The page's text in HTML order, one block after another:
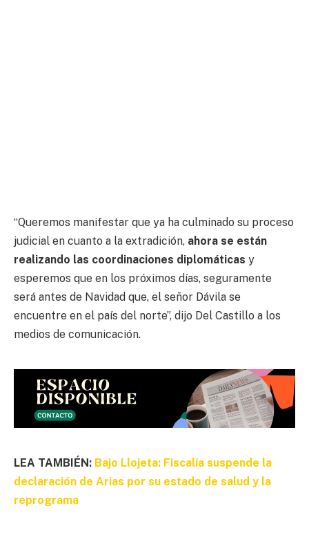
“Queremos manifestar que ya ha culminado su proceso
judicial en cuanto a la extradición, ahora se están
realizando las coordinaciones diplomáticas y
esperemos que en los próximos días, seguramente
será antes de Navidad que, el señor Dávila se
encuentre en el país del norte”, dijo Del Castillo a los
medios de comunicación.
LEA TAMBIÉN: Bajo Llojeta: Fiscalía suspende la
declaración de Arias por su estado de salud y la
reprograma